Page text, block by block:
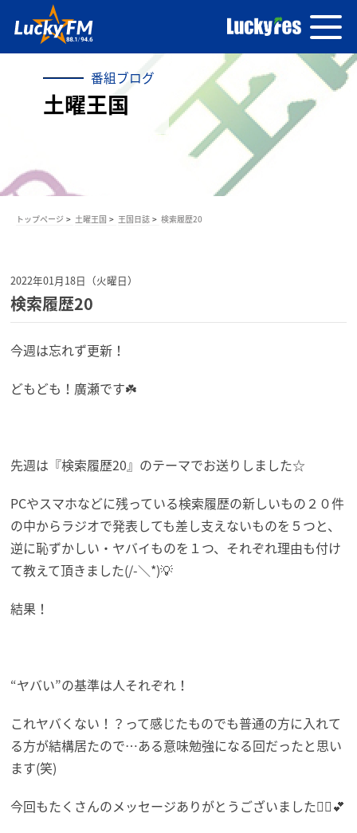
番組ブログ
土曜王国
トップページ 土曜王国 王国日誌 検索履歴20
2022年01月18日（火曜日）
検索履歴20
今週は忘れず更新！
どもども！廣瀬です☘️
先週は『検索履歴20』のテーマでお送りしました☆
PCやスマホなどに残っている検索履歴の新しいもの２０件
の中からラジオで発表しても差し支えないものを５つと、
逆に恥ずかしい・ヤバイものを１つ、それぞれ理由も付け
て教えて頂きました(/-＼*)💡
結果！
“ヤバい”の基準は人それぞれ！
これヤバくない！？って感じたものでも普通の方に入れて
る方が結構居たので…ある意味勉強になる回だったと思い
ます(笑)
今回もたくさんのメッセージありがとうございました👯‍♂️💕